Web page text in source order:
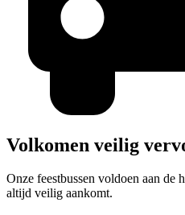
Volkomen veilig
Onze feestbussen voldoen aan de
altijd veilig aankomt.